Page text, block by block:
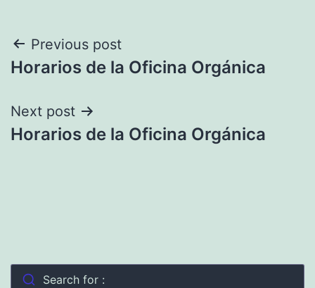
Navegación
de
entradas
Previous post
Horarios de la Oficina Orgánica
Next post
Horarios de la Oficina Orgánica
Search for :